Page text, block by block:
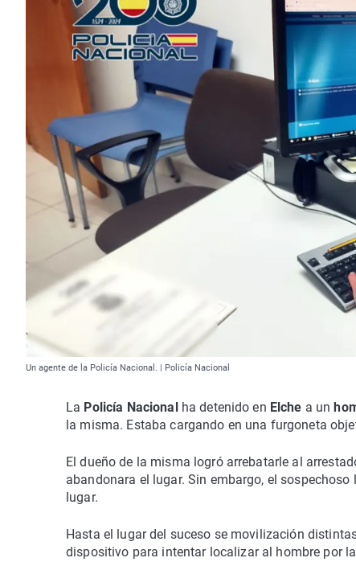
Un agente de la Policía Nacional. | Policía Nacional
La Policía Nacional ha detenido en Elche a un
la misma. Estaba cargando en una furgoneta
El dueño de la misma logró arrebatarle al
abandonara el lugar. Sin embargo, el
lugar.
Hasta el lugar del suceso se movilización
dispositivo para intentar localizar al hombre por